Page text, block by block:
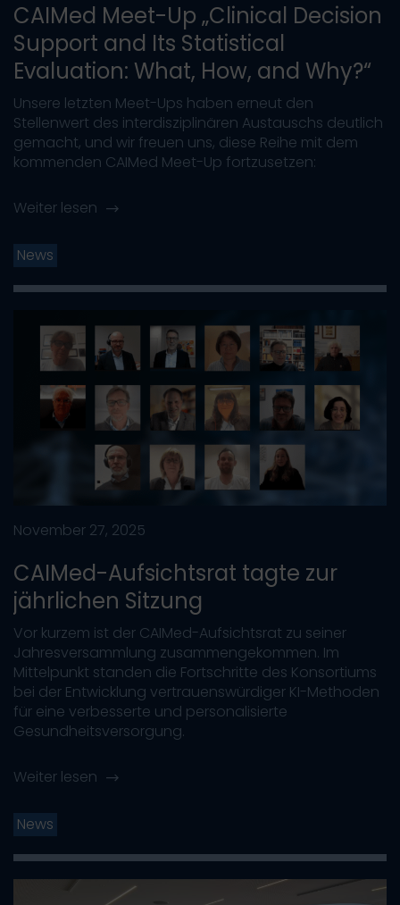
CAIMed Meet-Up „Clinical Decision
Support and Its Statistical
Evaluation: What, How, and Why?“
Unsere letzten Meet-Ups haben erneut den
Stellenwert des interdisziplinären Austauschs deutlich
gemacht, und wir freuen uns, diese Reihe mit dem
kommenden CAIMed Meet-Up fortzusetzen:
Weiter lesen
News
November 27, 2025
CAIMed-Aufsichtsrat tagte zur
jährlichen Sitzung
Vor kurzem ist der CAIMed-Aufsichtsrat zu seiner
Jahresversammlung zusammengekommen. Im
Mittelpunkt standen die Fortschritte des Konsortiums
bei der Entwicklung vertrauenswürdiger KI-Methoden
für eine verbesserte und personalisierte
Gesundheitsversorgung.
Weiter lesen
News